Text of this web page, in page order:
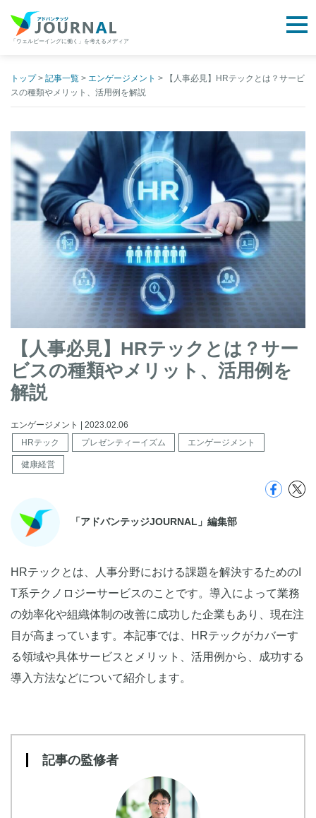
content
「ウェルビーイングに働く」を考えるメディア
トップ> 記事一覧 > エンゲージメント >
【人事必見】HRテックとは？サービ
スの種類やメリット、活用例を解説
【人事必見】HRテックとは？サー
ビスの種類やメリット、活用例を
解説
エンゲージメント | 2023.02.06
HRテック
プレゼンティーイズム エンゲージメント
健康経営
「アドバンテッジJOURNAL」編集部
HRテックとは、人事分野における課題を解決するためのI
T系テクノロジーサービスのことです。導入によって業務
の効率化や組織体制の改善に成功した企業もあり、現在注
目が高まっています。本記事では、HRテックがカバーす
る領域や具体サービスとメリット、活用例から、成功する
導入方法などについて紹介します。
記事の監修者